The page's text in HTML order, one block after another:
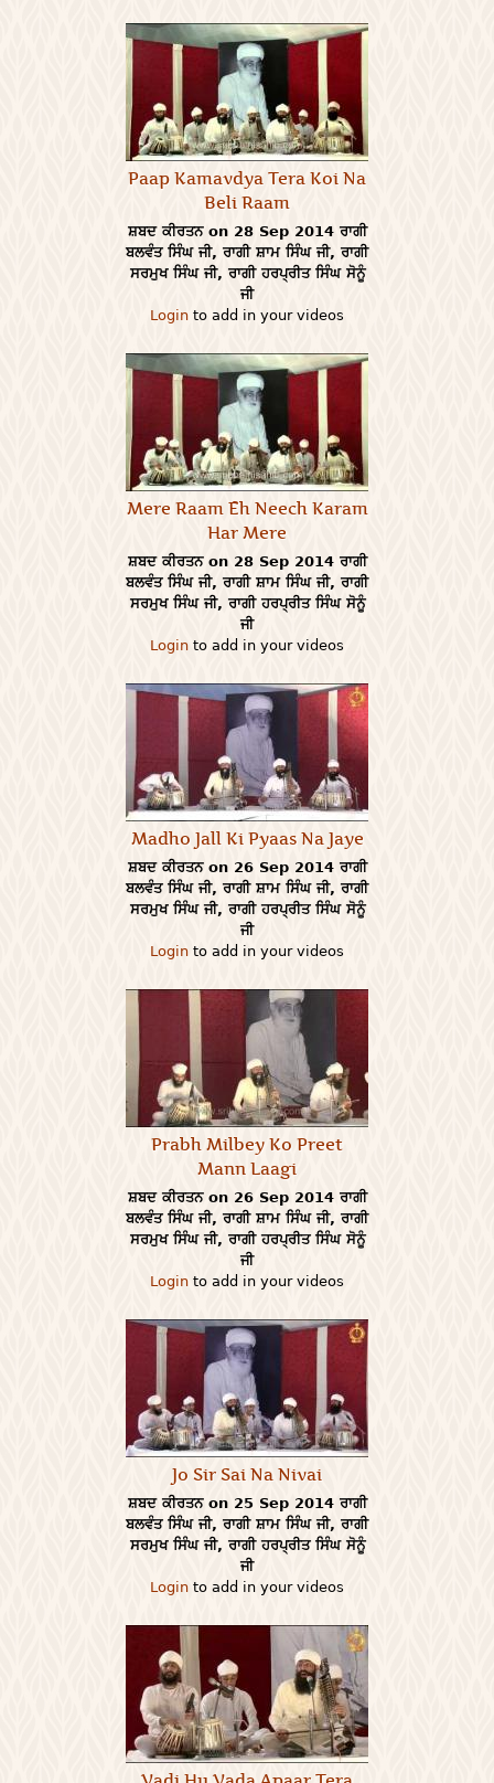
Paap Kamavdya Tera Koi Na
Beli Raam
ਸ਼ਬਦ ਕੀਰਤਨ on 28 Sep 2014 ਰਾਗੀ
ਬਲਵੰਤ ਸਿੰਘ ਜੀ, ਰਾਗੀ ਸ਼ਾਮ ਸਿੰਘ ਜੀ, ਰਾਗੀ
ਸਰਮੁਖ ਸਿੰਘ ਜੀ, ਰਾਗੀ ਹਰਪ੍ਰੀਤ ਸਿੰਘ ਸੋਨੂੰ
ਜੀ
Login to add in your videos
Mere Raam Eh Neech Karam
Har Mere
ਸ਼ਬਦ ਕੀਰਤਨ on 28 Sep 2014 ਰਾਗੀ
ਬਲਵੰਤ ਸਿੰਘ ਜੀ, ਰਾਗੀ ਸ਼ਾਮ ਸਿੰਘ ਜੀ, ਰਾਗੀ
ਸਰਮੁਖ ਸਿੰਘ ਜੀ, ਰਾਗੀ ਹਰਪ੍ਰੀਤ ਸਿੰਘ ਸੋਨੂੰ
ਜੀ
Login to add in your videos
Madho Jall Ki Pyaas Na Jaye
ਸ਼ਬਦ ਕੀਰਤਨ on 26 Sep 2014 ਰਾਗੀ
ਬਲਵੰਤ ਸਿੰਘ ਜੀ, ਰਾਗੀ ਸ਼ਾਮ ਸਿੰਘ ਜੀ, ਰਾਗੀ
ਸਰਮੁਖ ਸਿੰਘ ਜੀ, ਰਾਗੀ ਹਰਪ੍ਰੀਤ ਸਿੰਘ ਸੋਨੂੰ
ਜੀ
Login to add in your videos
Prabh Milbey Ko Preet
Mann Laagi
ਸ਼ਬਦ ਕੀਰਤਨ on 26 Sep 2014 ਰਾਗੀ
ਬਲਵੰਤ ਸਿੰਘ ਜੀ, ਰਾਗੀ ਸ਼ਾਮ ਸਿੰਘ ਜੀ, ਰਾਗੀ
ਸਰਮੁਖ ਸਿੰਘ ਜੀ, ਰਾਗੀ ਹਰਪ੍ਰੀਤ ਸਿੰਘ ਸੋਨੂੰ
ਜੀ
Login to add in your videos
Jo Sir Sai Na Nivai
ਸ਼ਬਦ ਕੀਰਤਨ on 25 Sep 2014 ਰਾਗੀ
ਬਲਵੰਤ ਸਿੰਘ ਜੀ, ਰਾਗੀ ਸ਼ਾਮ ਸਿੰਘ ਜੀ, ਰਾਗੀ
ਸਰਮੁਖ ਸਿੰਘ ਜੀ, ਰਾਗੀ ਹਰਪ੍ਰੀਤ ਸਿੰਘ ਸੋਨੂੰ
ਜੀ
Login to add in your videos